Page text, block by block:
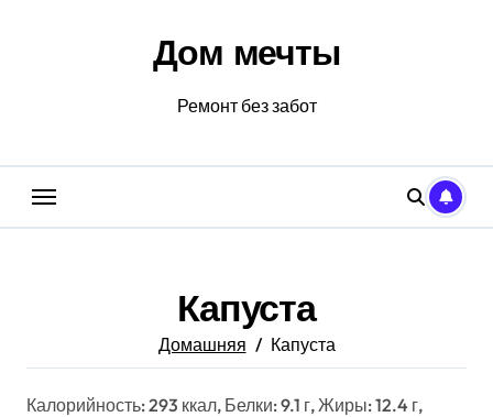
Дом мечты
Ремонт без забот
Капуста
Домашняя Капуста
Калорийность: 293 ккал, Белки: 9.1 г, Жиры: 12.4 г,